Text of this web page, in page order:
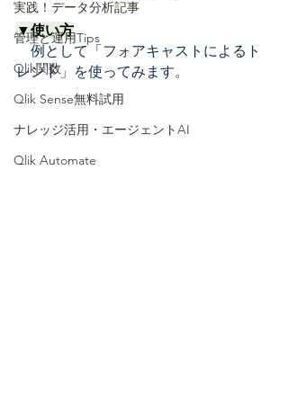
実践！データ分析記事
管理と運用Tips
Qlik関数
Qlik Sense無料試用
ナレッジ活用・エージェントAI
Qlik Automate
▼使い方
例として「フォアキャストによるト
レンド」を使ってみます。